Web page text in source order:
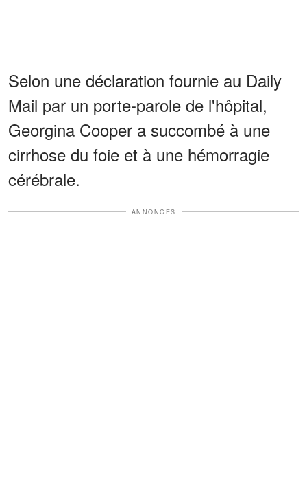
Selon une déclaration fournie au Daily
Mail par un porte-parole de l'hôpital,
Georgina Cooper a succombé à une
cirrhose du foie et à une hémorragie
cérébrale.
ANNONCES